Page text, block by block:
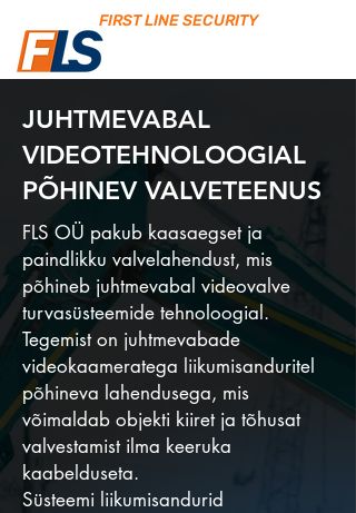
FIRST LINE SECURITY
JUHTMEVABAL
VIDEOTEHNOLOOGIAL
PÕHINEV VALVETEENUS
FLS OÜ pakub kaasaegset ja
paindlikku valvelahendust, mis
põhineb juhtmevabal videovalve
turvasüsteemide tehnoloogial.
Tegemist on juhtmevabade
videokaameratega liikumisanduritel
põhineva lahendusega, mis
võimaldab objekti kiiret ja tõhusat
valvestamist ilma keeruka
kaabelduseta.
Süsteemi liikumisandurid